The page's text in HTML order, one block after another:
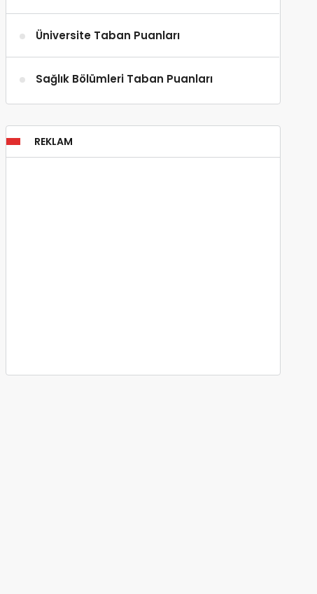
Üniversite Taban Puanları
Sağlık Bölümleri Taban Puanları
REKLAM